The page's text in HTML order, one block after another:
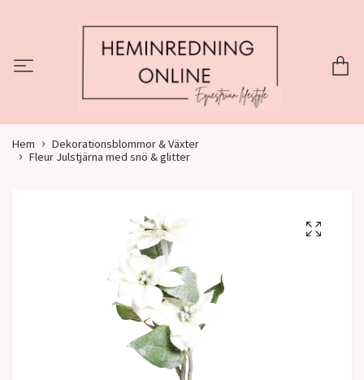
Hem
Dekorationsblommor & Växter
Fleur Julstjärna med snö & glitter